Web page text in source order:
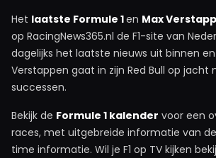
Het laatste Formule 1en Max
op RacingNews365.nl de F1-site van
dagelijks het laatste nieuws uit binnen
Verstappen gaat in zijn Red Bull op jacht
successen.
Bekijk de Formule 1 kalender voor een
races, met uitgebreide informatie van
time informatie. Wil je F1 op TV kijken